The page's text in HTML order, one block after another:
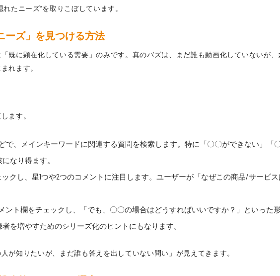
たニーズ”を取りこぼしています。
ーズ」を見つける方法
既に顕在化している需要」のみです。真のバズは、まだ誰も動画化していないが、
れます。
ます。
どで、メインキーワードに関連する質問を検索します。特に「〇〇ができない」「
なり得ます。
クし、星1つや2つのコメントに注目します。ユーザーが「なぜこの商品/サービ
ント欄をチェックし、「でも、〇〇の場合はどうすればいいですか？」といった
を増やすためのシリーズ化のヒントにもなります。
が知りたいが、まだ誰も答えを出していない問い」が見えてきます。